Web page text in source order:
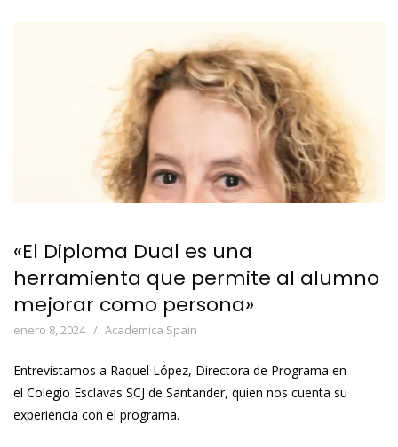
«El Diploma Dual es una
herramienta que permite al alumno
mejorar como persona»
enero 8, 2024 Academica Spain
Entrevistamos a Raquel López, Directora de Programa en
el Colegio Esclavas SCJ de Santander, quien nos cuenta su
experiencia con el programa.